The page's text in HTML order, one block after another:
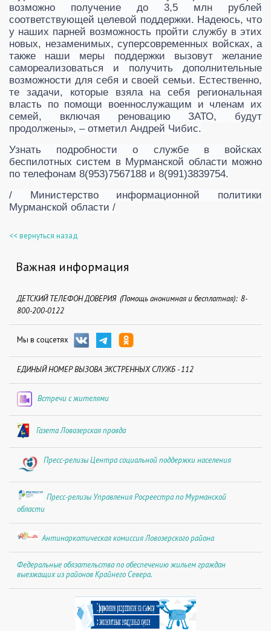
возможно получение до 3,5 млн рублей
соответствующей целевой поддержки. Надеюсь, что
у наших парней возможность пройти службу в этих
новых, незаменимых, суперсовременных войсках, а
также наши меры поддержки вызовут желание
самореализоваться и получить дополнительные
возможности для себя и своей семьи. Естественно,
те задачи, которые взяла на себя региональная
власть по помощи военнослужащим и членам их
семей, включая реновацию ЗАТО, будут
продолжены», – отметил Андрей Чибис.
Узнать подробности о службе в войсках
беспилотных систем в Мурманской области можно
по телефонам 8(953)7567188 и 8(991)3839754.
/ Министерство информационной политики
Мурманской области /
<< вернуться назад
Важная информация
ДЕТСКИЙ ТЕЛЕФОН ДОВЕРИЯ (Помощь анонимная и бесплатная): 8-
800-200-0122
Мы в соцсетях
ЕДИНЫЙ НОМЕР ВЫЗОВА ЭКСТРЕННЫХ СЛУЖБ - 112
Встречи с жителями
Газета Ловозерская правда
Пресс-релизы Центра социальной поддержки населения
Пресс-релизы Управления Росреестра по Мурманской
области
Антинаркотическая комиссия Ловозерского района
Федеральные обязательства по обеспечению жильем граждан
выезжащих из районов Крайнего Севера.